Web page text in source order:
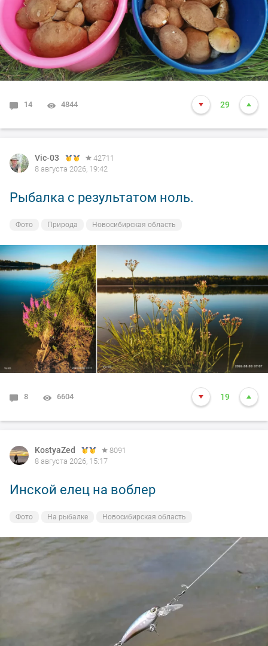
14 4844 29
Vic-03
42711
8 августа 2026, 19:42
Рыбалка с результатом ноль.
Фото Природа Новосибирская область
8 6604 19
KostyaZed
8091
8 августа 2026, 15:17
Инской елец на воблер
Фото На рыбалке Новосибирская область